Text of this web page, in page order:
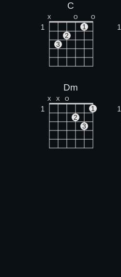
C
X O O
1
1
2
3
1
Dm
X X O
1
1
2
3
1